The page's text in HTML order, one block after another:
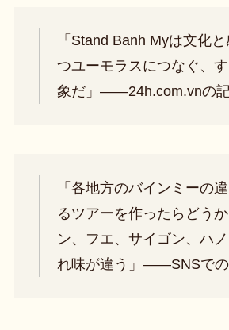
「Stand Banh Myは文化
つユーモラスにつなぐ、
象だ」――24h.com.vnの記
「各地方のバインミーの
るツアーを作ったらどう
ン、フエ、サイゴン、ハ
れ味が違う」――SNSで